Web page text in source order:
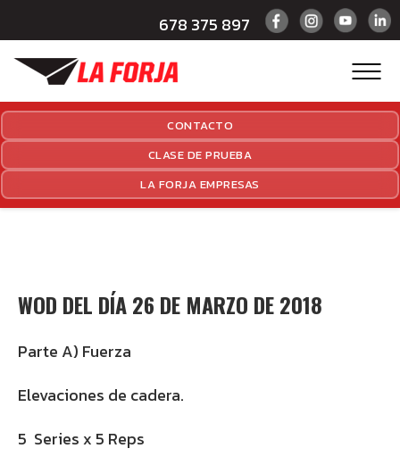
678 375 897
CONTACTO
CLASE DE PRUEBA
LA FORJA EMPRESAS
WOD DEL DÍA 26 DE MARZO DE 2018
Parte A) Fuerza
Elevaciones de cadera.
5 Series x 5 Reps